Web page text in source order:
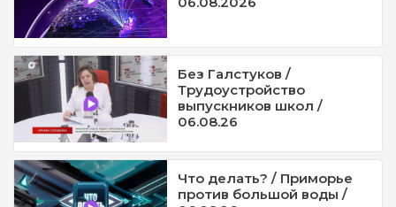
Без Галстуков /
Трудоустройство
выпускников школ /
06.08.26
Что делать? / Приморье
против большой воды /